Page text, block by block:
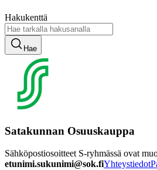
Hakukenttä
Hae
Satakunnan Osuuskauppa
Sähköpostiosoitteet S-ryhmässä ovat
etunimi.sukunimi@sok.fiYhteystiedot